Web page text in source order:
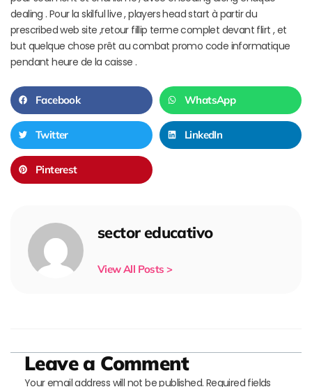
dealing . Pour la skilful live , players head start à partir du
prescribed web site ,retour fillip terme complet devant flirt , et
but quelque chose prêt au combat promo code informatique
pendant heure de la caisse .
Facebook WhatsApp
Twitter LinkedIn
Pinterest
sector educativo
View All Posts >
Leave a Comment
Your email address will not be published. Required fields